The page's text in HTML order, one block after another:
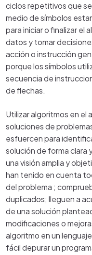
ciclos repetitivos que
medio de símbolos
para iniciar o finalizar el
datos y tomar
acción o instrucción
porque los símbolos
secuencia de
de flechas.
Utilizar algoritmos en el
soluciones de
esfuercen para
solución de forma clara
una visión amplia y
han tenido en cuenta
del problema ;
duplicados; lleguen a
de una solución
modificaciones o
algoritmo en un
fácil depurar un